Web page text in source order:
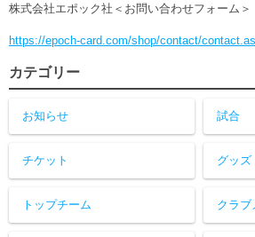
株式会社エポック社＜お問い合わせフォーム＞
https://epoch-card.com/shop/contact/
カテゴリー
お知らせ 試合
チケット グッズ
トップチーム クラブ